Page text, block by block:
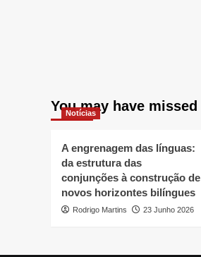
You may have missed
Notícias
A engrenagem das línguas:
da estrutura das
conjunções à construção de
novos horizontes bilíngues
Rodrigo Martins 23 Junho 2026